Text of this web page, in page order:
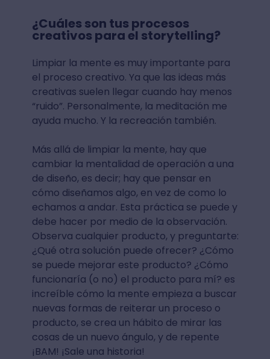
¿Cuáles son tus procesos
creativos para el storytelling?
Limpiar la mente es muy importante para
el proceso creativo. Ya que las ideas más
creativas suelen llegar cuando hay menos
“ruido”. Personalmente, la meditación me
ayuda mucho. Y la recreación también.
Más allá de limpiar la mente, hay que
cambiar la mentalidad de operación a una
de diseño, es decir; hay que pensar en
cómo diseñamos algo, en vez de como lo
echamos a andar. Esta práctica se puede y
debe hacer por medio de la observación.
Observa cualquier producto, y preguntarte:
¿Qué otra solución puede ofrecer? ¿Cómo
se puede mejorar este producto? ¿Cómo
funcionaría (o no) el producto para mí? es
increíble cómo la mente empieza a buscar
nuevas formas de reiterar un proceso o
producto, se crea un hábito de mirar las
cosas de un nuevo ángulo, y de repente
¡BAM! ¡Sale una historia!